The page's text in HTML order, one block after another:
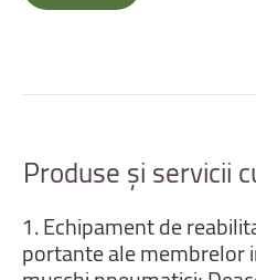
Produse și servicii
1.Echipamentde
portantealemembrelor